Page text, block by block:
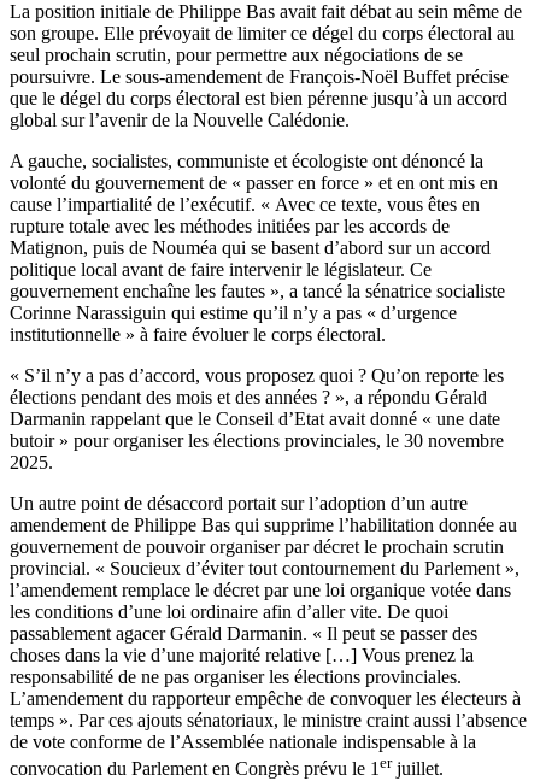
La position initiale de Philippe Bas avait fait débat au sein même de
son groupe. Elle prévoyait de limiter ce dégel du corps électoral au
seul prochain scrutin, pour permettre aux négociations de se
poursuivre. Le sous-amendement de François-Noël Buffet précise
que le dégel du corps électoral est bien pérenne jusqu’à un accord
global sur l’avenir de la Nouvelle Calédonie.
A gauche, socialistes, communiste et écologiste ont dénoncé la
volonté du gouvernement de « passer en force » et en ont mis en
cause l’impartialité de l’exécutif. « Avec ce texte, vous êtes en
rupture totale avec les méthodes initiées par les accords de
Matignon, puis de Nouméa qui se basent d’abord sur un accord
politique local avant de faire intervenir le législateur. Ce
gouvernement enchaîne les fautes », a tancé la sénatrice socialiste
Corinne Narassiguin qui estime qu’il n’y a pas « d’urgence
institutionnelle » à faire évoluer le corps électoral.
« S’il n’y a pas d’accord, vous proposez quoi ? Qu’on reporte les
élections pendant des mois et des années ? », a répondu Gérald
Darmanin rappelant que le Conseil d’Etat avait donné « une date
butoir » pour organiser les élections provinciales, le 30 novembre
2025.
Un autre point de désaccord portait sur l’adoption d’un autre
amendement de Philippe Bas qui supprime l’habilitation donnée au
gouvernement de pouvoir organiser par décret le prochain scrutin
provincial. « Soucieux d’éviter tout contournement du Parlement »,
l’amendement remplace le décret par une loi organique votée dans
les conditions d’une loi ordinaire afin d’aller vite. De quoi
passablement agacer Gérald Darmanin. « Il peut se passer des
choses dans la vie d’une majorité relative […] Vous prenez la
responsabilité de ne pas organiser les élections provinciales.
L’amendement du rapporteur empêche de convoquer les électeurs à
temps ». Par ces ajouts sénatoriaux, le ministre craint aussi l’absence
de vote conforme de l’Assemblée nationale indispensable à la
convocation du Parlement en Congrès prévu le 1erjuillet.